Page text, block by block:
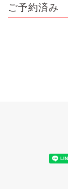
ご予約済み